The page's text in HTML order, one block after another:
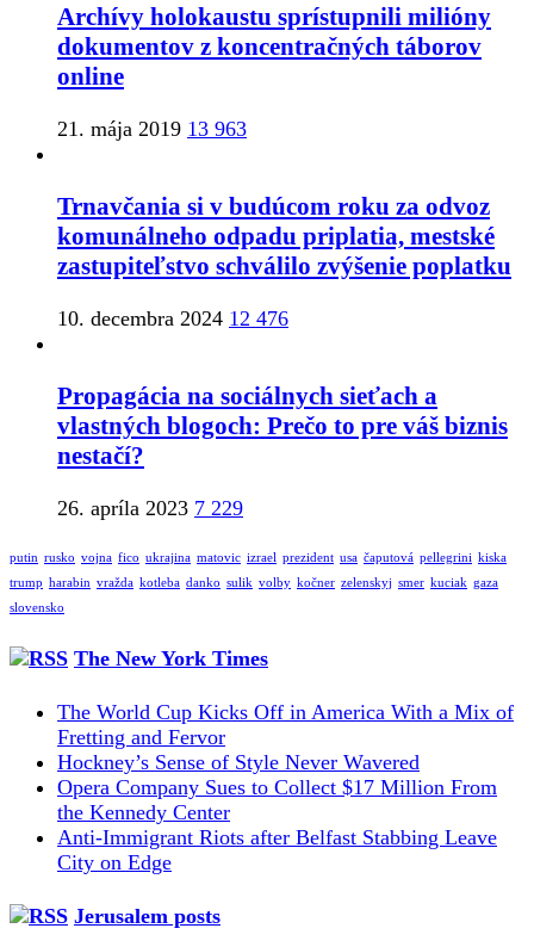
Archívy holokaustu sprístupnili milióny
dokumentov z koncentračných táborov
online
21. mája 2019 13 963
Trnavčania si v budúcom roku za odvoz
komunálneho odpadu priplatia, mestské
zastupiteľstvo schválilo zvýšenie poplatku
10. decembra 2024 12 476
Propagácia na sociálnych sieťach a
vlastných blogoch: Prečo to pre váš biznis
nestačí?
26. apríla 2023 7 229
putin rusko vojna fico ukrajina matovic izrael prezident usa čaputová pellegrini kiska
trump harabin vražda kotleba danko sulik volby kočner zelenskyj smer kuciak gaza
slovensko
The New York Times
The World Cup Kicks Off in America With a Mix of
Fretting and Fervor
Hockney’s Sense of Style Never Wavered
Opera Company Sues to Collect $17 Million From
the Kennedy Center
Anti-Immigrant Riots after Belfast Stabbing Leave
City on Edge
Jerusalem posts